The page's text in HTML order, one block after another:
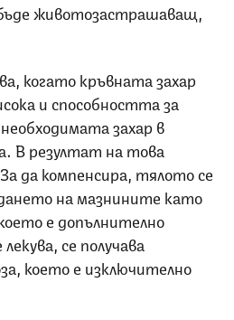
животозастрашаващ,
когато кръвната захар
и способността за
захар в
В резултат на това
да компенсира, тялото се
на мазнините като
е допълнително
се получава
което е изключително